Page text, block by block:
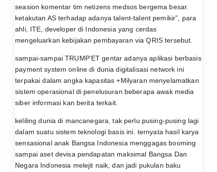
seasion komentar tim netizens medsos bergema besar.
ketakutan AS terhadap adanya talent-talent pemikir”, para
ahli, ITE, developer di Indonesia yang cerdas
mengeluarkan kebijakan pembayaran via QRIS tersebut.
sampai-sampai TRUMP’ET gentar adanya aplikasi berbasis
payment system online di dunia digitalisasi network ini
terpakai dalam angka kapasitas +Milyaran menyelamatkan
sistem operasional di penelusuran beberapa awak media
siber informasi kan berita terkait.
keliling dunia di mancanegara, tak perlu pusing-pusing lagi
dalam suatu sistem teknologi basis ini. ternyata hasil karya
sensasional anak Bangsa Indonesia menggagas booming
sampai aset devisa pendapatan maksimal Bangsa Dan
Negara Indonesia melejit naik, dan jadi pukulan baku